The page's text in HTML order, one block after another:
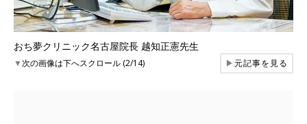
おち夢クリニック名古屋院長 越知正憲先生
▼次の画像は下へスクロール (2/14) ▶元記事を見る